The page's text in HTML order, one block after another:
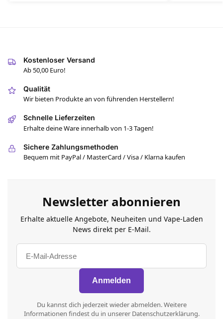
Kostenloser Versand
Ab 50,00 Euro!
Qualität
Wir bieten Produkte an von führenden Herstellern!
Schnelle Lieferzeiten
Erhalte deine Ware innerhalb von 1-3 Tagen!
Sichere Zahlungsmethoden
Bequem mit PayPal / MasterCard / Visa / Klarna kaufen
Newsletter abonnieren
Erhalte aktuelle Angebote, Neuheiten und Vape-Laden
News direkt per E-Mail.
Du kannst dich jederzeit wieder abmelden. Weitere
Informationen findest du in unserer Datenschutzerklärung.